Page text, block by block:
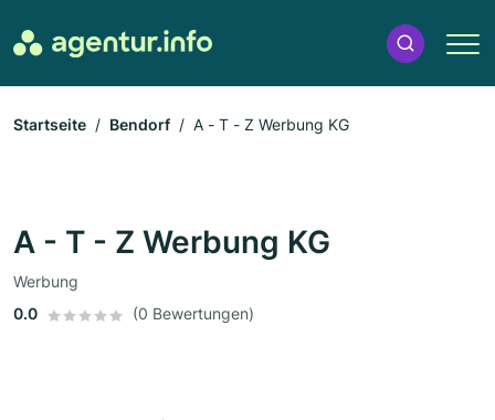
Startseite Bendorf A - T - Z Werbung KG
A - T - Z Werbung KG
Werbung
0.0
(0 Bewertungen)